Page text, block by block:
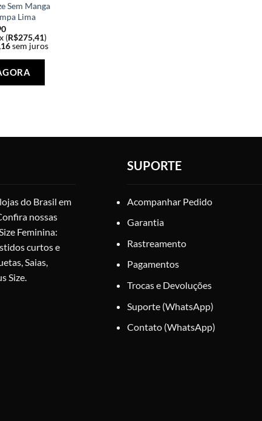
Sem Manga
Lima
(R$275,41)
sem juros
tem
opções
do
produto
do Brasil em
nossas
Feminina:
curtos e
Saias,
Size.
SUPORTE
Acompanhar Pedido
Garantia
Rastreamento
Pagamentos
Trocas e Devoluções
Suporte (WhatsApp)
Contato (WhatsApp)